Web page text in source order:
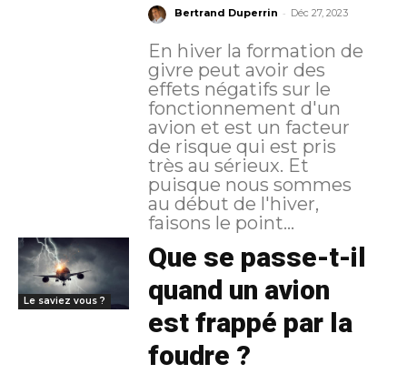
Bertrand Duperrin - Déc 27, 2023
En hiver la formation de
givre peut avoir des
effets négatifs sur le
fonctionnement d'un
avion et est un facteur
de risque qui est pris
très au sérieux. Et
puisque nous sommes
au début de l'hiver,
faisons le point...
Le saviez vous ?
Que se passe-t-il
quand un avion
est frappé par la
foudre ?